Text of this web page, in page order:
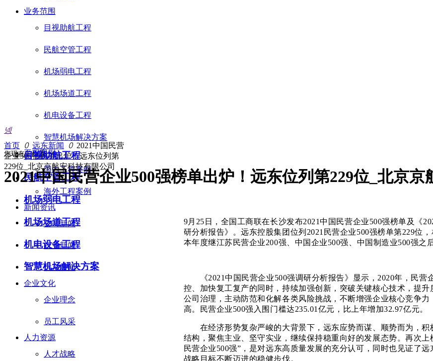
业务范围
目视助航工程
民航空管工程
机场弱电工程
机场场道工程
机电设备工程
智慧机场解决方案
工程案例
国内工程案例
海外工程案例
新闻资讯
公司新闻
行业新闻
远东新闻
企业文化
企业理念
员工风采
人力资源
人才战略
넹
您现在的位置：
首页 ꄲ 远东新闻 ꄲ 2021中国民营
企业500强榜单出炉！远东位列第
229位_北京京航安科技有限公司
目视助航工程
民航空管工程
机场弱电工程
机场场道工程
机电设备工程
智慧机场解决方案
2021中国民营企业500强榜单出炉！远东位列第229位_北京京
9月25日，全国工商联在长沙发布2021中国民营企业500强榜单及《
研分析报告》。远东控股集团位列2021民营企业500强榜单第229位
本年度继江苏民营企业200强、中国企业500强、中国制造业500强之
《2021中国民营企业500强调研分析报告》显示，2020年，民营
控、加快复工复产的同时，持续加强创新，突破关键核心技术，提
公司治理，主动防范和化解各类风险挑战，不断增强企业核心竞争力
高。民营企业500强入围门槛达235.01亿元，比上年增加32.97亿元。
在经济形势复杂严峻的大背景下，远东应势而谋、顺势而为，积
结构，聚焦主业、坚守实业，继续保持稳重向好的发展态势。再次上
民营企业500强”，是对远东高质量发展的充分认可，同时也见证了远
战略目标不断迈进的稳健步伐。